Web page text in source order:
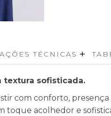
TÉCNICAS
textura sofisticada.
com conforto,
toque acolhedor e